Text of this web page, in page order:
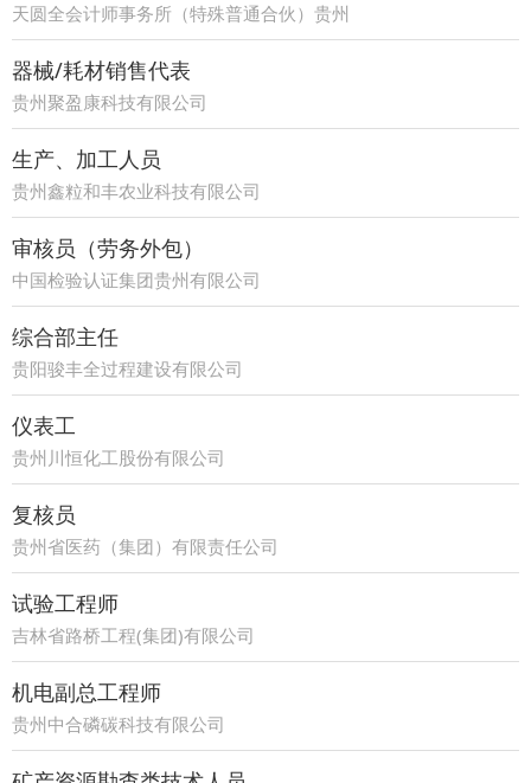
天圆全会计师事务所（特殊普通合伙）贵州
分所
器械/耗材销售代表
贵州聚盈康科技有限公司
生产、加工人员
贵州鑫粒和丰农业科技有限公司
审核员（劳务外包）
中国检验认证集团贵州有限公司
综合部主任
贵阳骏丰全过程建设有限公司
仪表工
贵州川恒化工股份有限公司
复核员
贵州省医药（集团）有限责任公司
试验工程师
吉林省路桥工程(集团)有限公司
机电副总工程师
贵州中合磷碳科技有限公司